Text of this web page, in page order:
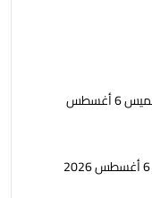
أسعار الذهب فى الأسواق المصرية اليوم الخميس 6 أغسطس